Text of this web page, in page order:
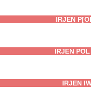
IRJEN
IRJEN
IRJEN